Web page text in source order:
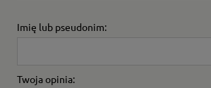
Imię lub pseudonim:
Twoja opinia: